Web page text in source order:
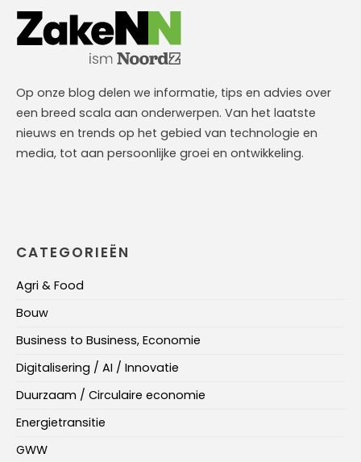
Op onze blog delen we informatie, tips en advies over
een breed scala aan onderwerpen. Van het laatste
nieuws en trends op het gebied van technologie en
media, tot aan persoonlijke groei en ontwikkeling.
CATEGORIEËN
Agri & Food
Bouw
Business to Business, Economie
Digitalisering / AI / Innovatie
Duurzaam / Circulaire economie
Energietransitie
GWW